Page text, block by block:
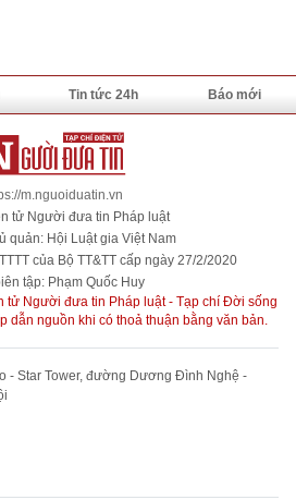
Tin tức 24h Báo mới
m.nguoiduatin.vn
tử Người đưa tin Pháp luật
quản: Hội Luật gia Việt Nam
của Bộ TT&TT cấp ngày 27/2/2020
tập: Phạm Quốc Huy
tử Người đưa tin Pháp luật - Tạp chí Đời sống
dẫn nguồn khi có thoả thuận bằng văn bản.
- Star Tower, đường Dương Đình Nghệ -